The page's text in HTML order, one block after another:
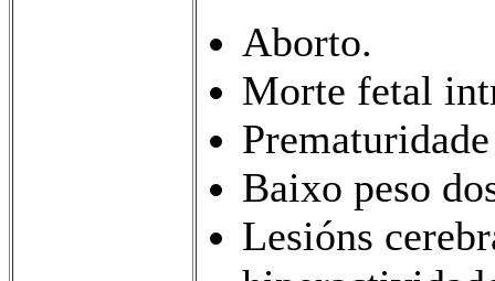
Aborto.
Morte fetal
Baixo peso
Lesións